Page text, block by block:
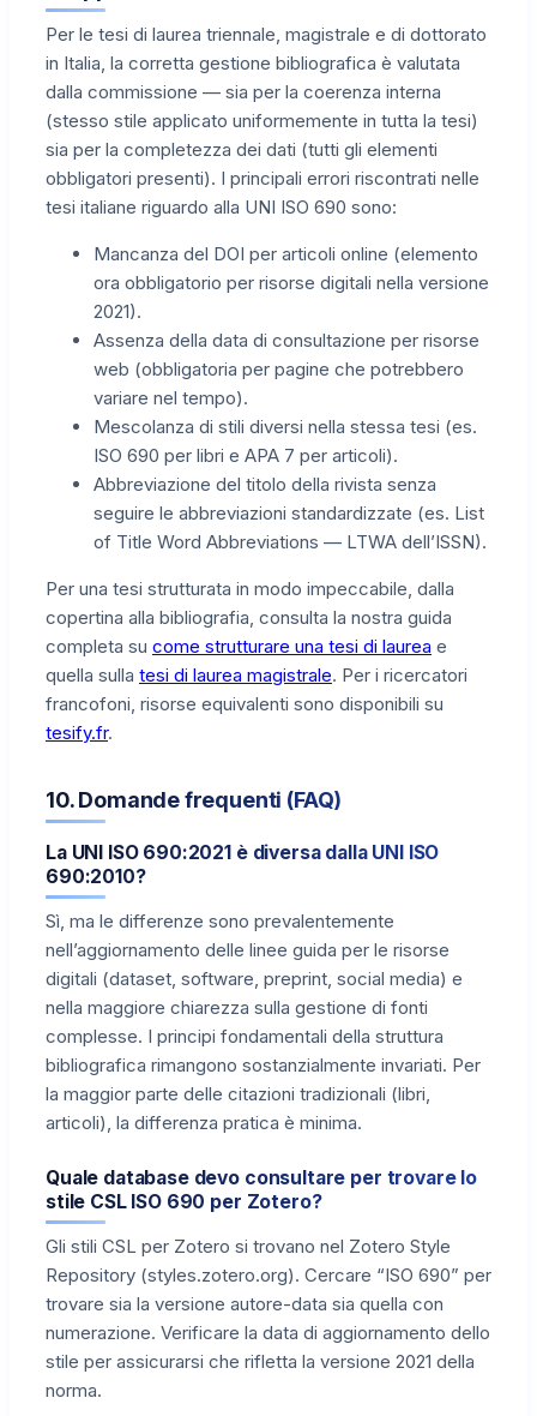
Per le tesi di laurea triennale, magistrale e di dottorato
in Italia, la corretta gestione bibliografica è valutata
dalla commissione — sia per la coerenza interna
(stesso stile applicato uniformemente in tutta la tesi)
sia per la completezza dei dati (tutti gli elementi
obbligatori presenti). I principali errori riscontrati nelle
tesi italiane riguardo alla UNI ISO 690 sono:
Mancanza del DOI per articoli online (elemento
ora obbligatorio per risorse digitali nella versione
2021).
Assenza della data di consultazione per risorse
web (obbligatoria per pagine che potrebbero
variare nel tempo).
Mescolanza di stili diversi nella stessa tesi (es.
ISO 690 per libri e APA 7 per articoli).
Abbreviazione del titolo della rivista senza
seguire le abbreviazioni standardizzate (es. List
of Title Word Abbreviations — LTWA dell’ISSN).
Per una tesi strutturata in modo impeccabile, dalla
copertina alla bibliografia, consulta la nostra guida
completa su come strutturare una tesi di laurea e
quella sulla tesi di laurea magistrale. Per i ricercatori
francofoni, risorse equivalenti sono disponibili su
tesify.fr.
10. Domande frequenti (FAQ)
La UNI ISO 690:2021 è diversa dalla UNI ISO
690:2010?
Sì, ma le differenze sono prevalentemente
nell’aggiornamento delle linee guida per le risorse
digitali (dataset, software, preprint, social media) e
nella maggiore chiarezza sulla gestione di fonti
complesse. I principi fondamentali della struttura
bibliografica rimangono sostanzialmente invariati. Per
la maggior parte delle citazioni tradizionali (libri,
articoli), la differenza pratica è minima.
Quale database devo consultare per trovare lo
stile CSL ISO 690 per Zotero?
Gli stili CSL per Zotero si trovano nel Zotero Style
Repository (styles.zotero.org). Cercare “ISO 690” per
trovare sia la versione autore-data sia quella con
numerazione. Verificare la data di aggiornamento dello
stile per assicurarsi che rifletta la versione 2021 della
norma.